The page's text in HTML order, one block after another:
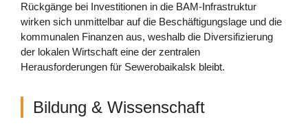
Rückgänge bei Investitionen in die BAM-Infrastruktur
wirken sich unmittelbar auf die Beschäftigungslage und die
kommunalen Finanzen aus, weshalb die Diversifizierung
der lokalen Wirtschaft eine der zentralen
Herausforderungen für Sewerobaikalsk bleibt.
Bildung & Wissenschaft